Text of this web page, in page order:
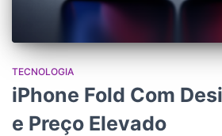
TECNOLOGIA
iPhone Fold Com
e Preço Elevado